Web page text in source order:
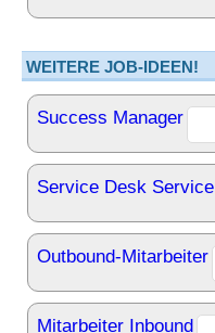
WEITERE JOB-IDEEN!
Success Manager
Service Desk Service
Outbound-Mitarbeiter
Mitarbeiter Inbound